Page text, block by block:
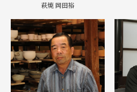
萩焼 岡田裕